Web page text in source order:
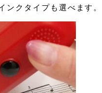
ンクタイプも選べます。